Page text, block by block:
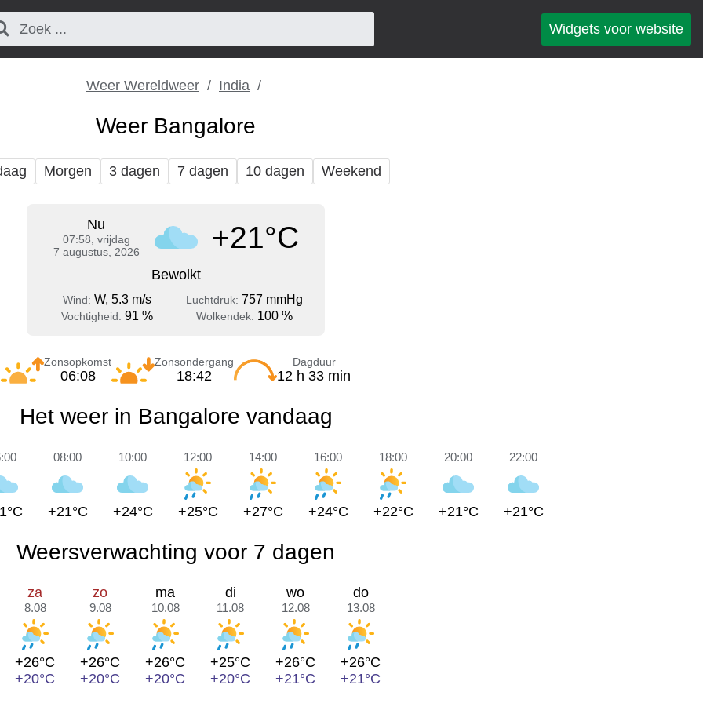
Widgets voor website
Weer Wereldweer India
Weer Bangalore
Morgen 3 dagen 7 dagen 10 dagen Weekend
Nu
07:58, vrijdag
7 augustus, 2026
+21°C
Bewolkt
Wind: W, 5.3 m/s Luchtdruk: 757 mmHg
Vochtigheid: 91 % Wolkendek: 100 %
Zonsopkomst
06:08
Zonsondergang
18:42
Dagduur
12 h 33 min
Het weer in Bangalore vandaag
08:00
+21°C
10:00
+24°C
12:00
+25°C
14:00
+27°C
16:00
+24°C
18:00
+22°C
20:00
+21°C
22:00
+21°C
Weersverwachting voor 7 dagen
za
8.08
+26°C
+20°C
zo
9.08
+26°C
+20°C
ma
10.08
+26°C
+20°C
di
11.08
+25°C
+20°C
wo
12.08
+26°C
+21°C
do
13.08
+26°C
+21°C